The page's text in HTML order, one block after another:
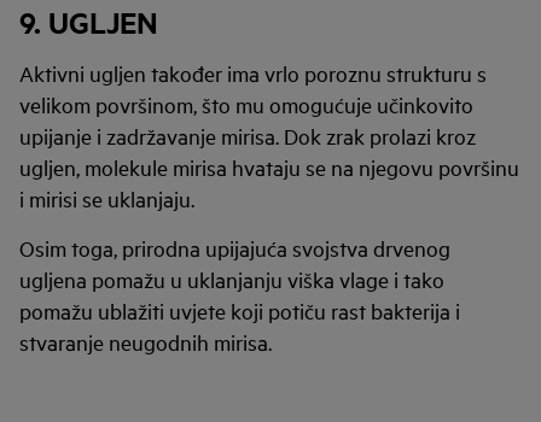
9. UGLJEN
Aktivni ugljen također ima vrlo poroznu strukturu s
velikom površinom, što mu omogućuje učinkovito
upijanje i zadržavanje mirisa. Dok zrak prolazi kroz
ugljen, molekule mirisa hvataju se na njegovu površinu
i mirisi se uklanjaju.
Osim toga, prirodna upijajuća svojstva drvenog
ugljena pomažu u uklanjanju viška vlage i tako
pomažu ublažiti uvjete koji potiču rast bakterija i
stvaranje neugodnih mirisa.